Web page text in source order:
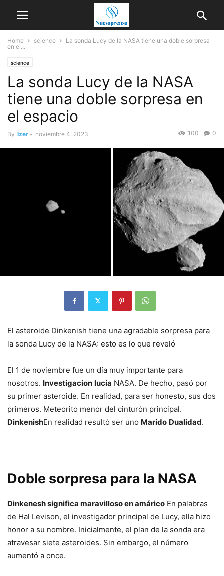
Home science
La sonda Lucy de la NASA tiene una doble sorpresa
en el...
science
La sonda Lucy de la NASA
tiene una doble sorpresa en
el espacio
By Izer - noviembre 4, 2023 0
100
El asteroide Dinkenish tiene una agradable sorpresa para
la sonda Lucy de la NASA: esto es lo que reveló
El 1 de noviembre fue un día muy importante para
nosotros. Investigacion lucía NASA. De hecho, pasó por
su primer asteroide. En realidad, para ser honesto, sus dos
primeros. Meteorito menor del cinturón principal.
DinkenishEn realidad resultó ser uno Marido Dualidad.
Doble sorpresa para la NASA
Dinkenesh significa maravilloso en amárico En palabras
de Hal Levison, el investigador principal de Lucy, ella hizo
honor a su nombre. Inicialmente, el plan de la sonda era
atravesar siete asteroides. Sin embargo, el número
aumentó a once.